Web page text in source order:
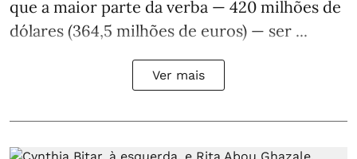
que a maior parte da verba — 420 milhões de
dólares (364,5 milhões de euros) — ser ...
Ver mais